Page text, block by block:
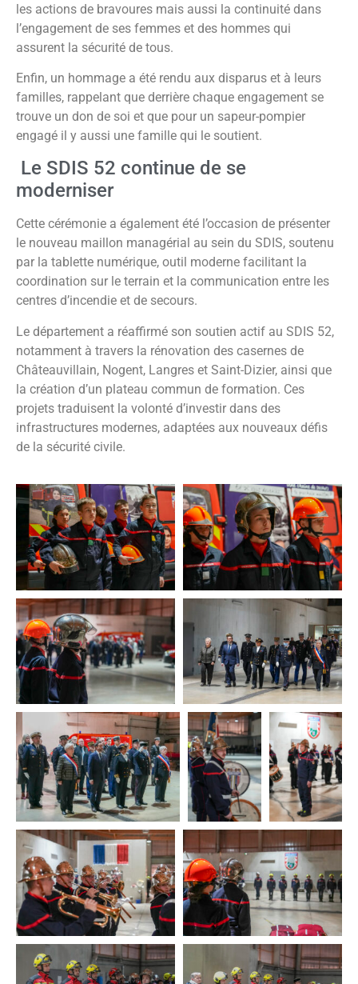
les actions de bravoures mais aussi la continuité dans
l’engagement de ses femmes et des hommes qui
assurent la sécurité de tous.
Enfin, un hommage a été rendu aux disparus et à leurs
familles, rappelant que derrière chaque engagement se
trouve un don de soi et que pour un sapeur-pompier
engagé il y aussi une famille qui le soutient.
Le SDIS 52 continue de se
moderniser
Cette cérémonie a également été l’occasion de présenter
le nouveau maillon managérial au sein du SDIS, soutenu
par la tablette numérique, outil moderne facilitant la
coordination sur le terrain et la communication entre les
centres d’incendie et de secours.
Le département a réaffirmé son soutien actif au SDIS 52,
notamment à travers la rénovation des casernes de
Châteauvillain, Nogent, Langres et Saint-Dizier, ainsi que
la création d’un plateau commun de formation. Ces
projets traduisent la volonté d’investir dans des
infrastructures modernes, adaptées aux nouveaux défis
de la sécurité civile.